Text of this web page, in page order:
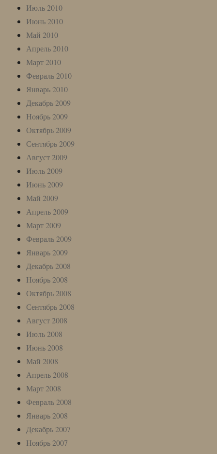
Июль 2010
Июнь 2010
Май 2010
Апрель 2010
Март 2010
Февраль 2010
Январь 2010
Декабрь 2009
Ноябрь 2009
Октябрь 2009
Сентябрь 2009
Август 2009
Июль 2009
Июнь 2009
Май 2009
Апрель 2009
Март 2009
Февраль 2009
Январь 2009
Декабрь 2008
Ноябрь 2008
Октябрь 2008
Сентябрь 2008
Август 2008
Июль 2008
Июнь 2008
Май 2008
Апрель 2008
Март 2008
Февраль 2008
Январь 2008
Декабрь 2007
Ноябрь 2007